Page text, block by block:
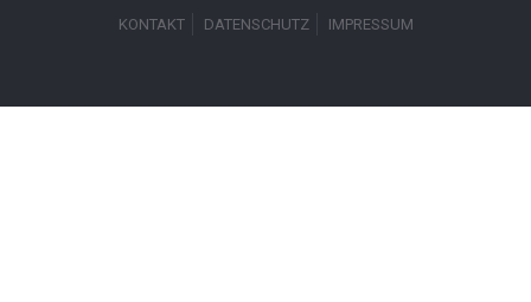
KONTAKT
DATENSCHUTZ IMPRESSUM